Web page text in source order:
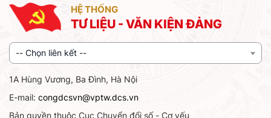
HỆ THỐNG
TƯ LIỆU - VĂN KIỆN ĐẢNG
-- Chọn liên kết --
1A Hùng Vương, Ba Đình, Hà Nội
E-mail: congdcsvn@vptw.dcs.vn
Bản quyền thuộc Cục Chuyển đổi số - Cơ yếu